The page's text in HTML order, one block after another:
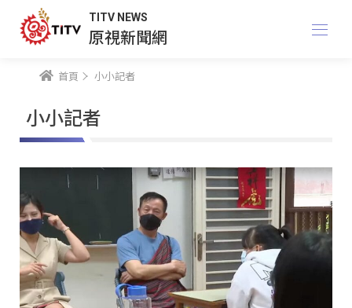
TITV NEWS
原視新聞網
首頁 小小記者
小小記者